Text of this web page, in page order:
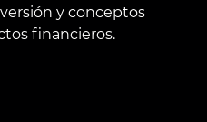
y conceptos
financieros.